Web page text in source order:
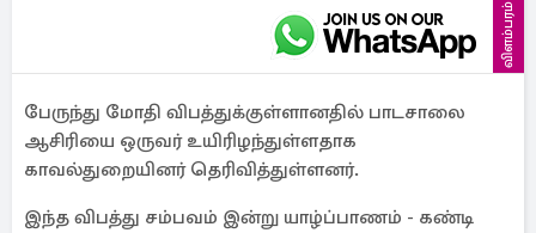
விளம்பரம்
பேருந்து மோதி விபத்துக்குள்ளானதில் பாடசாலை
ஆசிரியை ஒருவர் உயிரிழந்துள்ளதாக
காவல்துறையினர் தெரிவித்துள்ளனர்.
இந்த விபத்து சம்பவம் இன்று யாழ்ப்பாணம் - கண்டி